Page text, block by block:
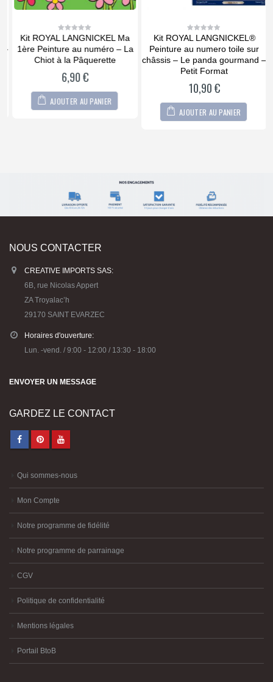
0
of
5
Kit ROYAL LANGNICKEL Ma
1ère Peinture au numéro – La
Chiot à la Pâquerette
6,90€
AJOUTER AU PANIER
0
of
5
Kit ROYAL LANGNICKEL®
Peinture au numero toile sur
châssis – Le panda gourmand –
Petit Format
10,90€
AJOUTER AU PANIER